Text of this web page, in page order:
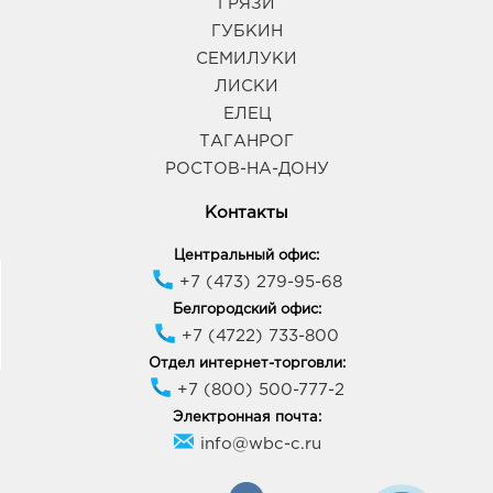
Воронеж Атмосфера: 586.0 руб.
394018, Воронежская обл, г Воронеж, ул
Воронеж Южный Полюс: 586.0 руб.
Ростовская, д. 58/24
График работы:9:00 - 21:00
Губкин Линия: 586.0 руб.
309181, Белгородская обл, г Губкин, ул
Севастопольская, д. 2а
График работы:9:00 - 20:00
Курск Европа-5: 586.0 руб.
ГРЯЗИ
ГУБКИН
СЕМИЛУКИ
ЛИСКИ
ЕЛЕЦ
ТАГАНРОГ
РОСТОВ-НА-ДОНУ
Контакты
Центральный офис:
+7 (473) 279-95-68
Белгородский офис:
+7 (4722) 733-800
Отдел интернет-торговли:
+7 (800) 500-777-2
Электронная почта:
info@wbc-c.ru